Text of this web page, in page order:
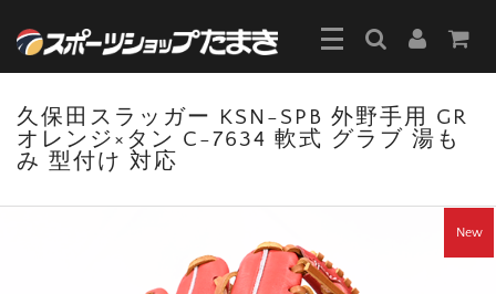
久保田スラッガー KSN-SPB 外野手用 GR
オレンジ×タン C-7634 軟式 グラブ 湯も
み 型付け 対応
New